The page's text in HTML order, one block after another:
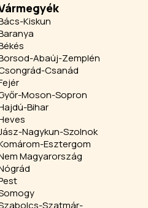
Kiskun
Abaúj-Zemplén
Csanád
Moson-Sopron
Bihar
Nagykun-Szolnok
Esztergom
Magyarország
Szatmár-